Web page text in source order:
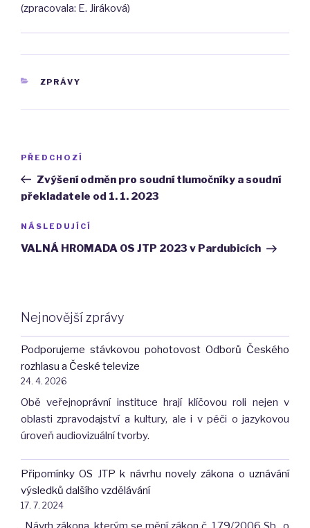
(zpracovala: E. Jiráková)
RUBRIKY
ZPRÁVY
Navigace
příspěvek
Předchozí
příspěvek
PŘEDCHOZÍ
Zvýšení odměn pro soudní tlumočníky a soudní
překladatele od 1. 1. 2023
Následující
příspěvek
NÁSLEDUJÍCÍ
VALNÁ HROMADA OS JTP 2023 v Pardubicích
Nejnovější zprávy
Podporujeme stávkovou pohotovost Odborů Českého
rozhlasu a České televize
24. 4. 2026
Obě veřejnoprávní instituce hrají klíčovou roli nejen v
oblasti zpravodajství a kultury, ale i v péči o jazykovou
úroveň audiovizuální tvorby.
Připomínky OS JTP k návrhu novely zákona o uznávání
výsledků dalšího vzdělávání
17. 7. 2024